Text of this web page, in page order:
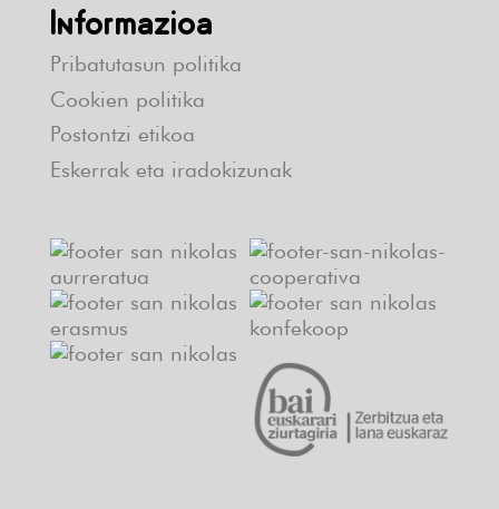
Informazioa
Pribatutasun politika
Cookien politika
Postontzi etikoa
Eskerrak eta iradokizunak